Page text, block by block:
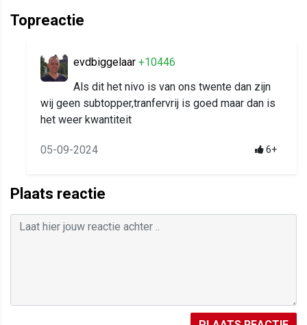
Topreactie
evdbiggelaar +10446
Als dit het nivo is van ons twente dan zijn
wij geen subtopper,tranfervrij is goed maar dan is
het weer kwantiteit
05-09-2024 6+
Plaats reactie